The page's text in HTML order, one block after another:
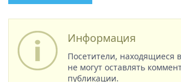
Информация
Посетители, находящиеся
не могут оставлять
публикации.